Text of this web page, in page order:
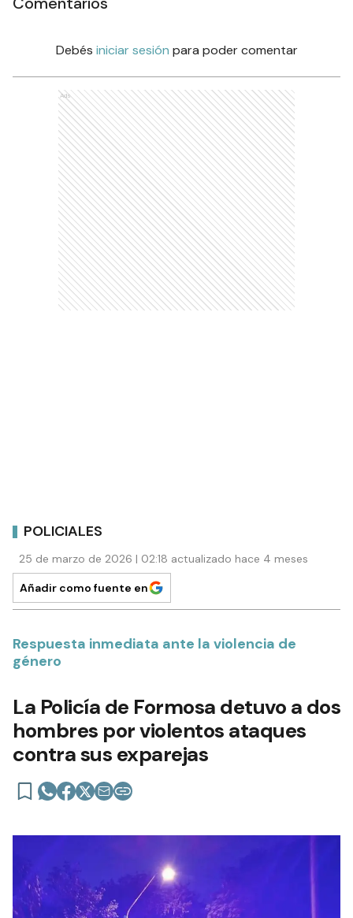
Debés iniciar sesión para poder comentar
Ads
POLICIALES
25 de marzo de 2026 | 02:18 actualizado hace 4 meses
Añadir como fuente en
Respuesta inmediata ante la violencia de
género
La Policía de Formosa detuvo a dos
hombres por violentos ataques
contra sus exparejas